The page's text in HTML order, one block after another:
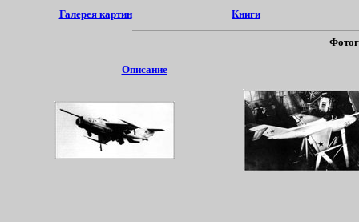
Галерея картин
Книги
Описание